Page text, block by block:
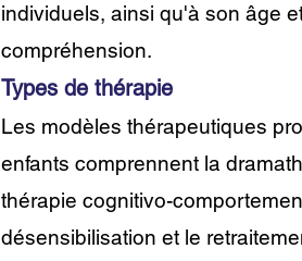
individuels, ainsi qu'à son âge
compréhension.
Types de thérapie
Les modèles thérapeutiques
enfants comprennent la
thérapie cognitivo-
désensibilisation et le